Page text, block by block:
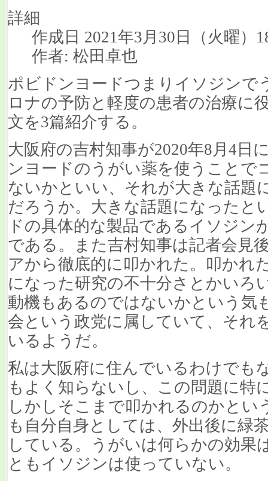
詳細
作成日 2021年3月30日（火曜）
作者: 松田卓也
ポビドンヨードつまりイソジンで
ロナの予防と軽度の患者の治療に
文を3篇紹介する。
大阪府の吉村知事が2020年8月4日
ンヨードのうがい薬を使うことで
ないかといい、それが大きな話題
だろうか。大きな話題になったと
ドの具体的な製品であるイソジン
である。また吉村知事は記者会見
アから徹底的に叩かれた。叩かれ
になった研究の不十分さとかいろ
動機もあるのではないかという気
会という政党に属していて、それ
いるようだ。
私は大阪府に住んでいるわけでも
もよく知らないし、この問題に特
しかしそこまで叩かれるのかとい
も自分自身としては、外出後に緑
している。うがいは何らかの効果
ともイソジンは使っていない。